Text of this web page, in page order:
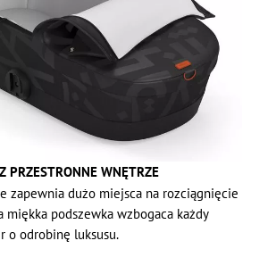
PRZESTRONNE WNĘTRZE
zapewnia dużo miejsca na rozciągnięcie
miękka podszewka wzbogaca każdy
o odrobinę luksusu.